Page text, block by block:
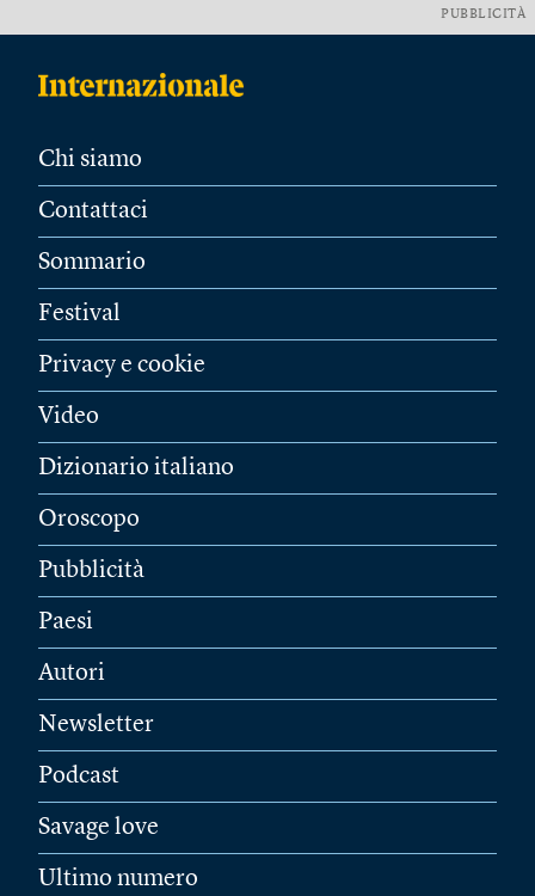
PUBBLICITÀ
Chi siamo
Contattaci
Sommario
Festival
Privacy e cookie
Video
Dizionario italiano
Oroscopo
Pubblicità
Paesi
Autori
Newsletter
Podcast
Savage love
Ultimo numero